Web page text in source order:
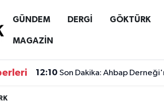
GÜNDEM DERGİ GÖKTÜRK
MAGAZİN
12:10 Son Dakika: Ahbap